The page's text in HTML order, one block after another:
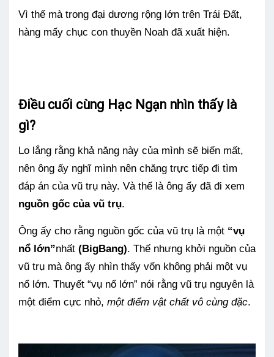
Vì thế mà trong đại dương rộng lớn trên Trái Đất,
hàng mấy chục con thuyền Noah đã xuất hiện.
Điều cuối cùng Hạc Ngạn nhìn thấy là
gì?
Lo lắng rằng khả năng này của mình sẽ biến mất,
nên ông ấy nghĩ mình nên chăng trực tiếp đi tìm
đáp án của vũ trụ này. Và thế là ông ấy đã đi xem
nguồn gốc của vũ trụ.
Ông ấy cho rằng nguồn gốc của vũ trụ là một “vụ
nổ lớn”nhất (BigBang). Thế nhưng khởi nguồn của
vũ trụ mà ông ấy nhìn thấy vốn không phải một vụ
nổ lớn. Thuyết “vụ nổ lớn” nói rằng vũ trụ nguyên là
một điểm cực nhỏ, một điểm vật chất vô cùng đặc.